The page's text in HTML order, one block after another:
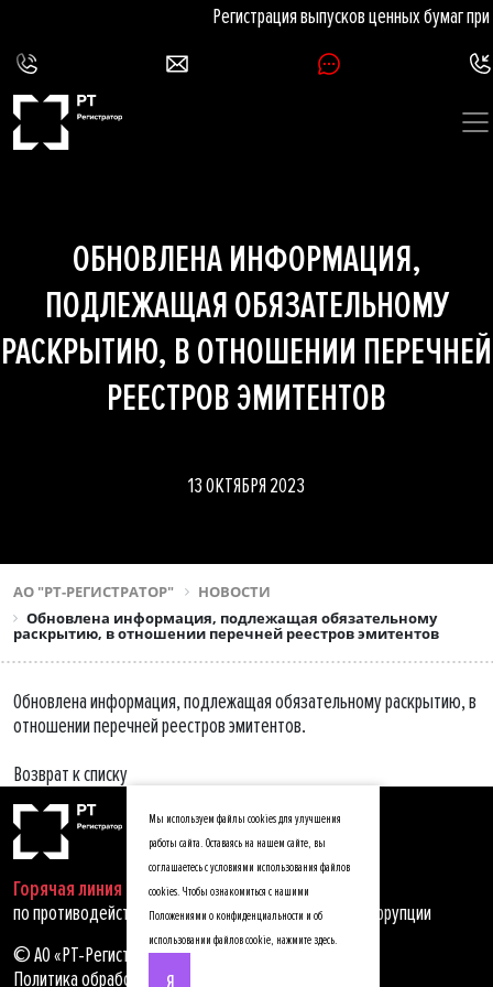
Регистрация выпусков ценных бумаг
ОБНОВЛЕНА ИНФОРМАЦИЯ,
ПОДЛЕЖАЩАЯ ОБЯЗАТЕЛЬНОМУ
РАСКРЫТИЮ, В ОТНОШЕНИИ ПЕРЕЧНЕЙ
РЕЕСТРОВ ЭМИТЕНТОВ
13 ОКТЯБРЯ 2023
АО "РТ-РЕГИСТРАТОР"
НОВОСТИ
Обновлена информация, подлежащая обязательному
раскрытию, в отношении перечней реестров эмитентов
Обновлена информация, подлежащая обязательному раскрытию, в
отношении перечней реестров эмитентов.
Возврат к списку
Горячая линия
по противодействию мошенничеству, хищениям и коррупции
© АО «РТ-Регистратор», 2025
Политика обработки персональных данных
Мы используем файлы cookies для улучшения
работы сайта. Оставаясь на нашем сайте, вы
соглашаетесь с условиями использования файлов
cookies. Чтобы ознакомиться с нашими
Положениями о конфиденциальности и об
использовании файлов cookie, нажмите здесь.
Я